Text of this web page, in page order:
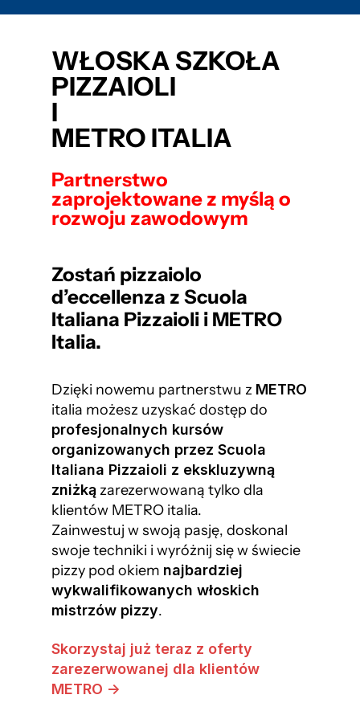
WŁOSKA SZKOŁA
PIZZAIOLI
I
METRO ITALIA
Partnerstwo
zaprojektowane z myślą o
rozwoju zawodowym
Zostań pizzaiolo
d’eccellenza z Scuola
Italiana Pizzaioli i METRO
Italia.
Dzięki nowemu partnerstwu z METRO
italia możesz uzyskać dostęp do
profesjonalnych kursów
organizowanych przez Scuola
Italiana Pizzaioli z ekskluzywną
zniżką zarezerwowaną tylko dla
klientów METRO italia.
Zainwestuj w swoją pasję, doskonal
swoje techniki i wyróżnij się w świecie
pizzy pod okiem najbardziej
wykwalifikowanych włoskich
mistrzów pizzy.
Skorzystaj już teraz z oferty
zarezerwowanej dla klientów
METRO ->